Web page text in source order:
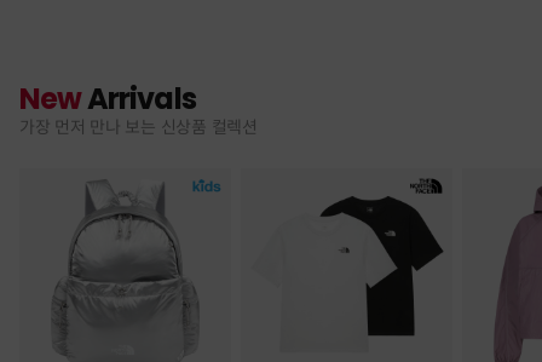
NewArrivals
가장 먼저 만나 보는 신상품 컬렉션